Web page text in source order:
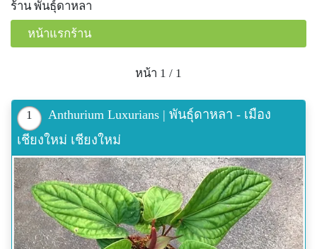
ร้าน พันธุ์ดาหลา
หน้าแรกร้าน
หน้า 1 / 1
1
Anthurium Luxurians | พันธุ์ดาหลา - เมือง
เชียงใหม่ เชียงใหม่